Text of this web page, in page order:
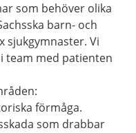
som behöver olika
barn- och
sjukgymnaster. Vi
team med patienten
förmåga.
som drabbar